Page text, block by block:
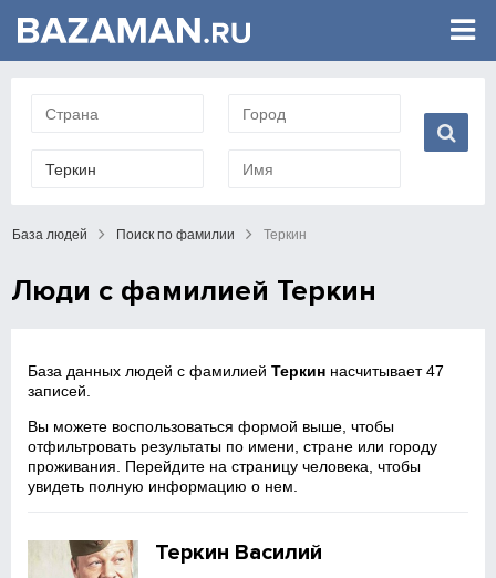
База людей Поиск по фамилии Теркин
Люди с фамилией Теркин
База данных людей с фамилиейТеркин насчитывает 47
записей.
Вы можете воспользоваться формой выше, чтобы
отфильтровать результаты по имени, стране или городу
проживания. Перейдите на страницу человека, чтобы
увидеть полную информацию о нем.
Теркин Василий